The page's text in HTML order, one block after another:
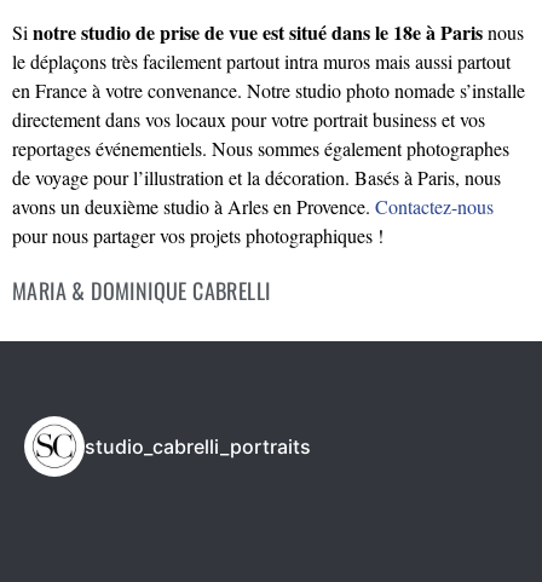
Si notre studio de prise de vue est situé dans le 18e à Parisnous
le déplaçons très facilement partout intra muros mais aussi partout
en France à votre convenance. Notre studio photo nomade s’installe
directement dans vos locaux pour votre portrait business et vos
reportages événementiels. Nous sommes également photographes
de voyage pour l’illustration et la décoration. Basés à Paris, nous
avons un deuxième studio à Arles en Provence. Contactez-nous
pour nous partager vos projets photographiques !
MARIA & DOMINIQUE CABRELLI
studio_cabrelli_portraits